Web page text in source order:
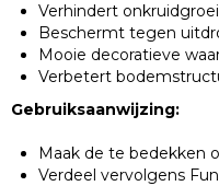
Verhindert
Beschermt tegen
Mooie decoratieve
Verbetert
Gebruiksaanwijzing:
Maak de te bedekken
Verdeel vervolgens